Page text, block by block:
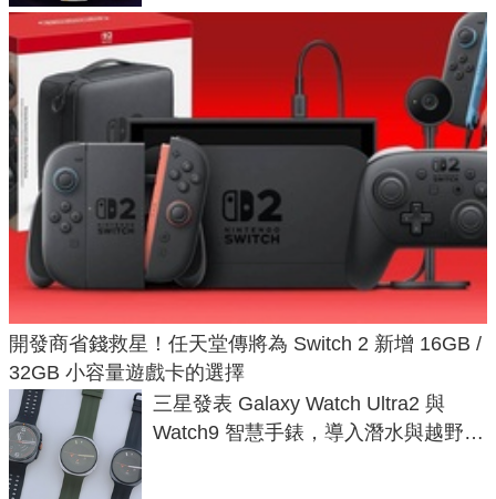
開發商省錢救星！任天堂傳將為 Switch 2 新增 16GB /
32GB 小容量遊戲卡的選擇
三星發表 Galaxy Watch Ultra2 與
Watch9 智慧手錶，導入潛水與越野跑